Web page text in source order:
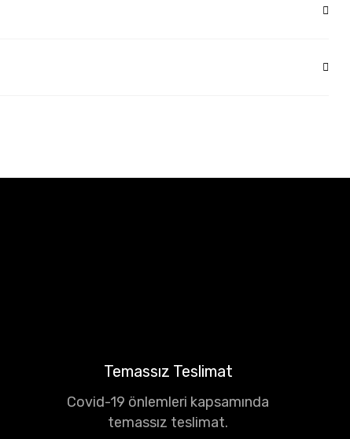
Temassız Teslimat
Covid-19 önlemleri kapsamında
temassız teslimat.